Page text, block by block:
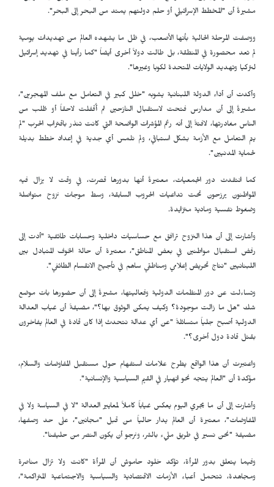
مشيرةً أن "المخطط الإسرائيلي أو حلم دولتهم يمتد من البحر إلى البحر".
ووصفت المرحلة الحالية بأنها الأصعب، في ظل ما يشهده العالم من تهديدات يومية
لم تعد محصورة في المنطقة، بل طالت دولاً أخرى أيضاً "كما رأينا في تهديد إسرائيل
لتركيا وتهديد الولايات المتحدة لكوبا وغيرها".
وأكدت أن أداء الدولة اللبنانية يشوبه "خلل كبير في التعامل مع ملف المهجرين"،
مشيرةً إلى أن مدارس فتحت لاستقبال النازحين ثم أُقفلت لاحقاً أو طُلب من
الناس مغادرتها، لافتةً إلى أنه رغم المؤشرات الواضحة التي كانت تنذر باقتراب الحرب "لم
يتم التعامل مع الأزمة بشكل استباقي، ولم نلمس أي جدية في إعداد خطط بديلة
لحماية المدنيين".
كما انتقدت دور الجمعيات، معتبرةً أنها بدورها قصرت، في وقت لا يزال فيه
المواطنون يرزحون تحت تداعيات الحروب السابقة، وسط موجات نزوح متواصلة
وضغوط نفسية ومادية متزايدة.
وأشارت إلى أن هذا النزوح ترافق مع حساسيات داخلية وحسابات طائفية "أدت إلى
رفض استقبال مواطنين في بعض المناطق"، معتبرة أن حالة الخوف المتبادل بين
اللبنانيين "نتاج تحريض إعلامي ومناطقي ساهم في تأجيج الانقسام الطائفي".
وتساءلت عن دور المنظمات الدولية وفعاليتها، مشيرةً إلى أن حضورها بات موضع
شك "هل ما زالت موجودة؟ وكيف يمكن الوثوق بها؟"، مضيفةً أن غياب العدالة
الدولية أصبح جلياً متسائلةً "عن أي عدالة نتحدث إذا كان قادة في العالم يفاخرون
بقتل قادة دول أخرى؟".
واعتبرت أن هذا الواقع يطرح علامات استفهام حول مستقبل المفاوضات والسلام،
مؤكدة أن "العالم يتجه نحو انهيار في القيم السياسية والإنسانية".
وأشارت إلى أن ما يجري اليوم يعكس غياباً كاملاً لمعايير العدالة "لا في السياسة ولا في
المفاوضات"، معتبرة أن العالم يدار حالياً من قبل "مجانين"، على حد وصفها،
مضيفة "نحن نسير في طريق مليء بالشر، ونرجو أن يكون النصر من حليفنا".
وفيما يتعلق بدور المرأة، تؤكد خلود حاموش أن المرأة "كانت ولا تزال مناصرة
ومجاهدة، تتحمل أعباء الأزمات الاقتصادية والسياسية والاجتماعية المتراكمة"،